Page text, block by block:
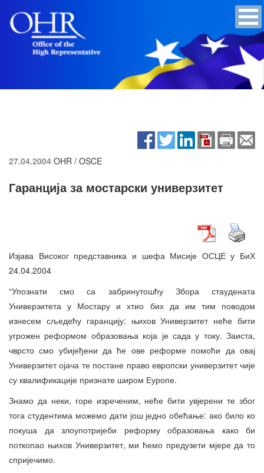
27.04.2004 OHR / OSCE
Гаранција за мостарски универзитет
Изјава Високог представника и шефа Мисије ОСЦЕ у БиХ
24.04.2004
“Упознати смо са забринутошћу Збора стаудената
Универзитета у Мостару и хтио бих да им тим поводом
изнесем сљедећу гаранцију: њихов Универзитет неће бити
угрожен реформом образовања која је сада у току. Заиста,
чврсто смо убијеђени да ће ове реформе помоћи да овај
Универзитет ојача те постане право европски универзитет чије
су квалификације признате широм Еуропе.
Знамо да неки, горе изреченим, неће бити увјерени те због
тога студентима можемо дати још једно обећање: ако било ко
покуша да злоупотријеби реформу образовања како би
поткопао њихов Универзитет, ми ћемо предузети мјере да то
спријечимо.